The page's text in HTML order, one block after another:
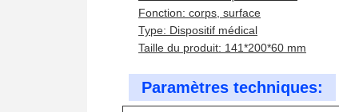
Fonction: corps, surface
Type: Dispositif médical
Taille du produit: 141*200*60 mm
Paramètres techniques: